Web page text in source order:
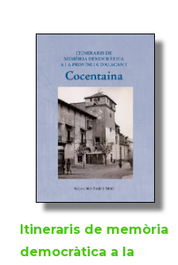
Itineraris de memòria
democràtica a la